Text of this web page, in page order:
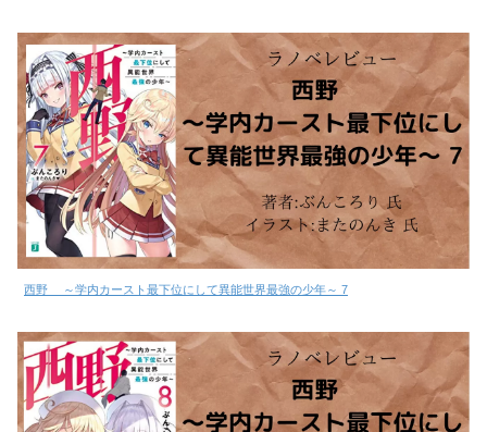
西野 ～学内カースト最下位にして異能世界最強の少年～ 7